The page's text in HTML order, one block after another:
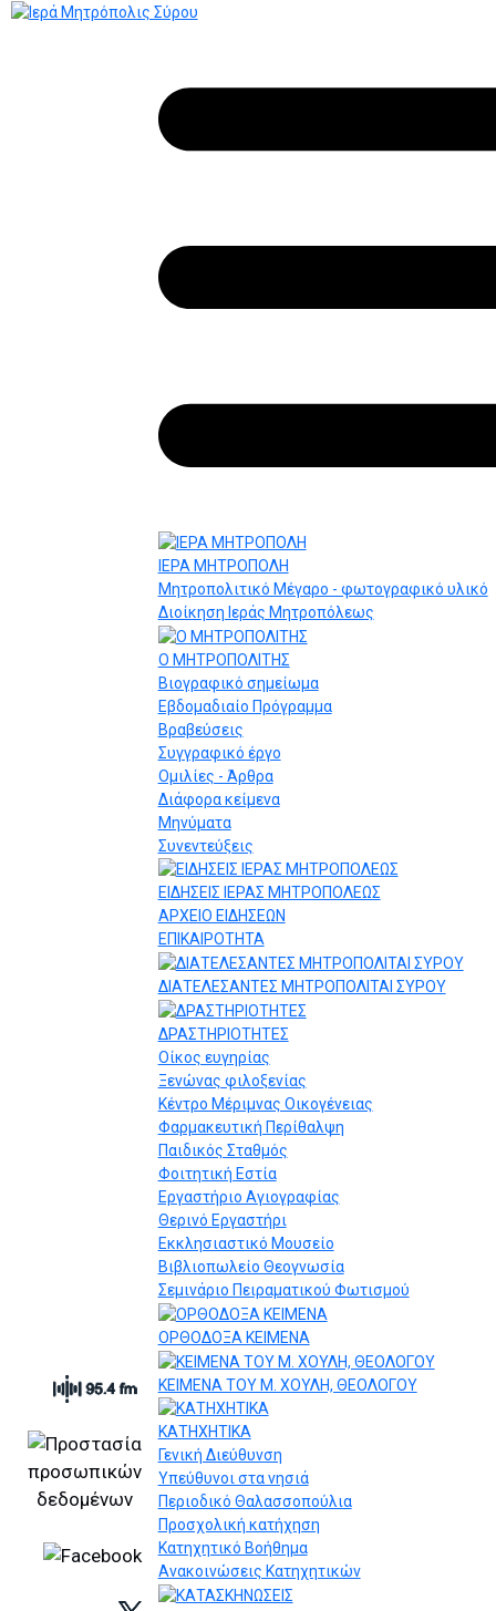
ΙΕΡΑ ΜΗΤΡΟΠΟΛΗ
Μητροπολιτικό Μέγαρο - φωτογραφικό υλικό
Διοίκηση Ιεράς Μητροπόλεως
Ο ΜΗΤΡΟΠΟΛΙΤΗΣ
Βιογραφικό σημείωμα
Εβδομαδιαίο Πρόγραμμα
Βραβεύσεις
Συγγραφικό έργο
Ομιλίες - Άρθρα
Διάφορα κείμενα
Μηνύματα
Συνεντεύξεις
ΕΙΔΗΣΕΙΣ ΙΕΡΑΣ ΜΗΤΡΟΠΟΛΕΩΣ
ΑΡΧΕΙΟ ΕΙΔΗΣΕΩΝ
ΕΠΙΚΑΙΡΟΤΗΤΑ
ΔΙΑΤΕΛΕΣΑΝΤΕΣ ΜΗΤΡΟΠΟΛΙΤΑΙ ΣΥΡΟΥ
ΔΡΑΣΤΗΡΙΟΤΗΤΕΣ
Οίκος ευγηρίας
Ξενώνας φιλοξενίας
Κέντρο Μέριμνας Οικογένειας
Φαρμακευτική Περίθαλψη
Παιδικός Σταθμός
Φοιτητική Εστία
Εργαστήριο Αγιογραφίας
Θερινό Εργαστήρι
Εκκλησιαστικό Μουσείο
Βιβλιοπωλείο Θεογνωσία
Σεμινάριο Πειραματικού Φωτισμού
ΟΡΘΟΔΟΞΑ ΚΕΙΜΕΝΑ
ΚΕΙΜΕΝΑ ΤΟΥ Μ. ΧΟΥΛΗ, ΘΕΟΛΟΓΟΥ
ΚΑΤΗΧΗΤΙΚΑ
Γενική Διεύθυνση
Υπεύθυνοι στα νησιά
Περιοδικό Θαλασσοπούλια
Προσχολική κατήχηση
Κατηχητικό Βοήθημα
Ανακοινώσεις Κατηχητικών